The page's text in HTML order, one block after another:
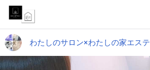
わたしのサロン×わたしの家エステ